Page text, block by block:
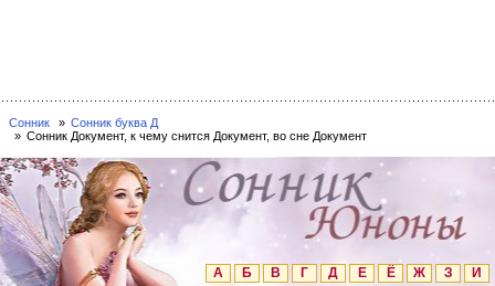
Сонник
Сонник буква Д
Сонник Документ, к чему снится Документ, во сне Документ
А Б В Г Д Е Ё Ж З
И